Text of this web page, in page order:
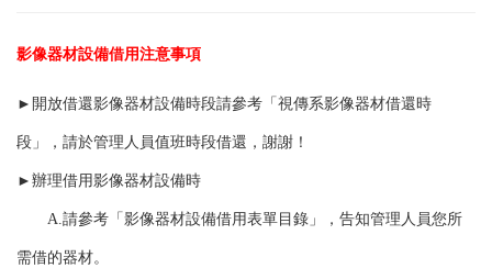
影像器材設備借用注意事項
► 開放借還影像器材設備時段請參考「視傳系影像器材借還時
段」，請於管理人員值班時段借還，謝謝！
► 辦理借用影像器材設備時
A.請參考「影像器材設備借用表單目錄」，告知管理人員您所
需借的器材。